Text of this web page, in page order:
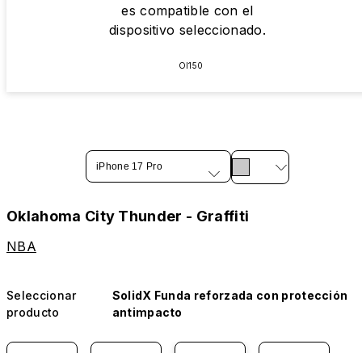
es compatible con el
dispositivo seleccionado.
OI150
iPhone 17 Pro
Oklahoma City Thunder - Graffiti
NBA
Seleccionar
producto
SolidX Funda reforzada con protección
antimpacto